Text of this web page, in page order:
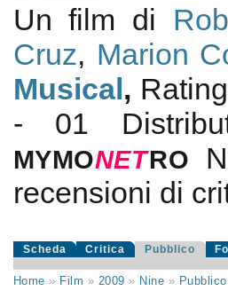
Un film di
Cruz, Marion
Musical,
- 01
MYMONETRO
recensioni di
Scheda Critica Pubblico
Home » Film » 2009 » Nine » Pubblico